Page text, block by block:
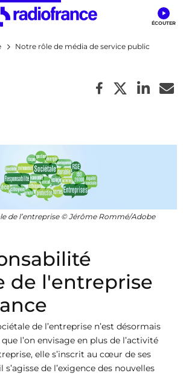
Contenu
Notre rôle de média de service public
de l’entreprise © Jérôme Rommé/Adobe
de l'entreprise
de l’entreprise n’est désormais
l’on envisage en plus de l’activité
elle s’inscrit au cœur de ses
s’agisse de l’exigence des nouvelles